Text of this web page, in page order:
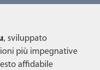
, sviluppato
più impegnative
affidabile